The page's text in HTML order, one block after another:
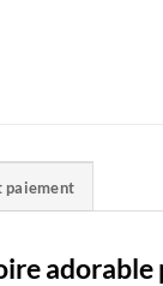
paiement